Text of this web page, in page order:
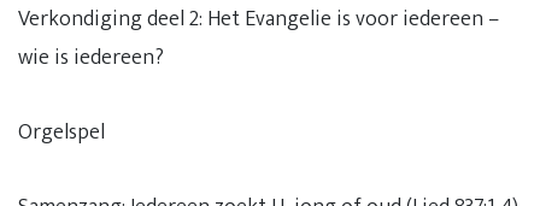
Verkondiging deel 2: Het Evangelie is voor iedereen –
wie is iedereen?
Orgelspel